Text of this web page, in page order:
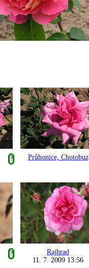
?
Průhonice, Chotobuz
?
Rajhrad
11. 7. 2009 13:56